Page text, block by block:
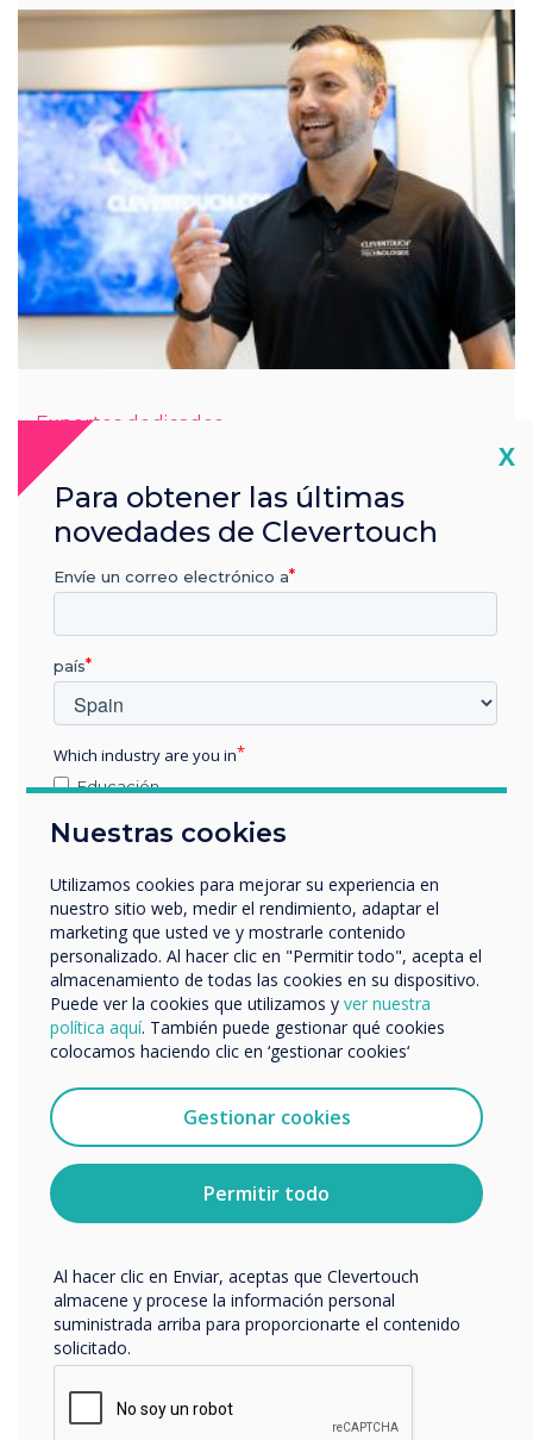
Expertos dedicados
Soporte continuo
Una vez que instale un producto, nos comprometemos a
corresponda), y contamos con un grupo de expertos en
través del proceso de instalación, sino también para estar
puedan surgir preguntas.
Ponte en contacto con un experto en
Edtech
Nuestras cookies
Utilizamos cookies para mejorar su experiencia en
nuestro sitio web, medir el rendimiento, adaptar el
marketing que usted ve y mostrarle contenido
personalizado. Al hacer clic en "Permitir todo", acepta el
almacenamiento de todas las cookies en su dispositivo.
Puede ver la cookies que utilizamos y ver nuestra
política aquí. También puede gestionar qué cookies
colocamos haciendo clic en ‘gestionar cookies‘
Gestionar cookies
Permitir todo
X
Para obtener las últimas
novedades de Clevertouch
Envíe un correo electrónico a
país
Which industry are you in
Educación
Otros
nombre de empresa
Nos gustaría comunicarnos con usted acerca de
nuestros productos y servicios por correo electrónico,
teléfono o correo postal.
Acepto recibir otras comunicaciones de
Puedes darte de baja de estas comunicaciones en
cualquier momento. Para obtener más información
sobre cómo darte de baja, nuestras prácticas de
privacidad y cómo nos comprometemos a proteger y
respetar tu privacidad, consulta nuestra
Al hacer clic en Enviar, aceptas que Clevertouch
almacene y procese la información personal
suministrada arriba para proporcionarte el contenido
solicitado.